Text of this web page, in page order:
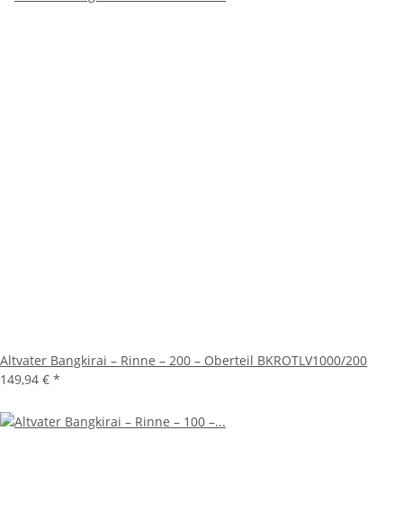
Altvater Bangkirai – Rinne – 200 – Oberteil BKROTLV1000/200
149,94 € *